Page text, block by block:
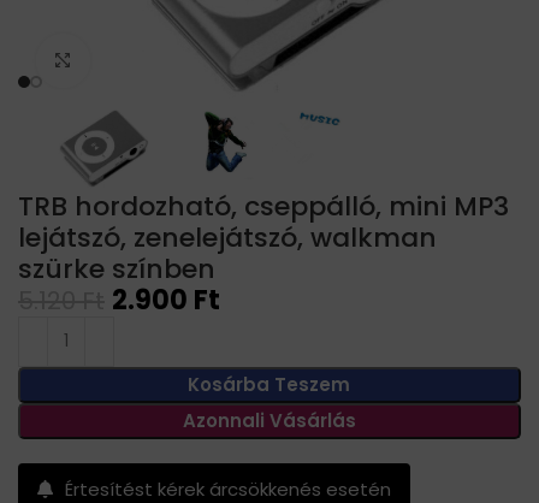
Click to enlarge
TRB hordozható, cseppálló, mini MP3
lejátszó, zenelejátszó, walkman
szürke színben
2.900 Ft
Kosárba Teszem
Azonnali Vásárlás
Értesítést kérek árcsökkenés esetén